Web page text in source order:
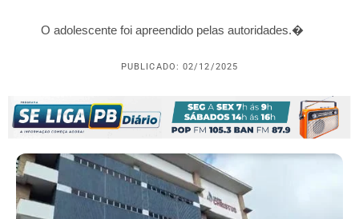
O adolescente foi apreendido pelas autoridades.�
PUBLICADO: 02/12/2025